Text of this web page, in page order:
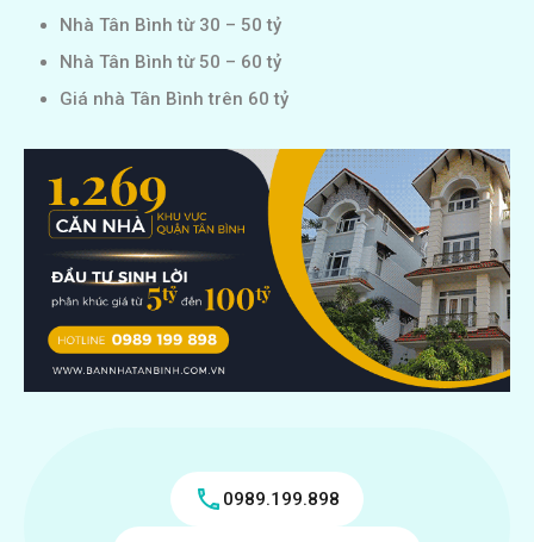
Nhà Tân Bình từ 30 – 50 tỷ
Nhà Tân Bình từ 50 – 60 tỷ
Giá nhà Tân Bình trên 60 tỷ
0989.199.898